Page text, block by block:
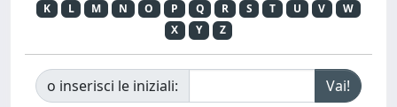
K
L M N O P Q R S T U V
W
X
Y Z
o inserisci le iniziali: